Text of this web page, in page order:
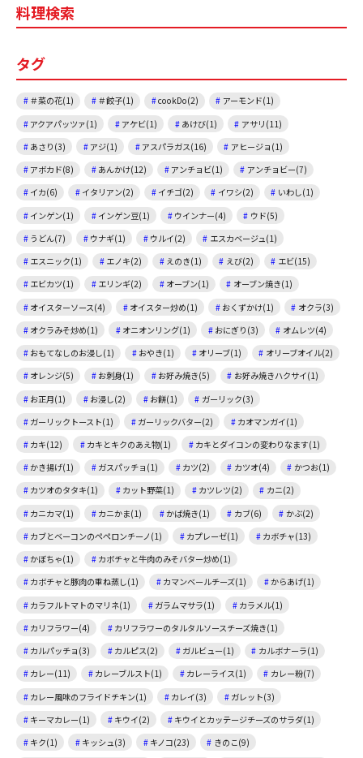
料理検索
タグ
＃菜の花(1) ＃餃子(1) cookDo(2)
アーモンド(1)
アクアパッツァ(1)
アケビ(1) あけび(1)
アサリ(11)
あさり(3)
アジ(1) アスパラガス(16)
アヒージョ(1)
アボカド(8)
あんかけ(12) アンチョビ(1)
アンチョビー(7)
イカ(6)
イタリアン(2) イチゴ(2) イワシ(2)
いわし(1)
インゲン(1)
インゲン豆(1) ウインナー(4)
ウド(5)
うどん(7)
ウナギ(1) ウルイ(2)
エスカベージュ(1)
エスニック(1)
エノキ(2) えのき(1) えび(2)
エビ(15)
エビカツ(1)
エリンギ(2) オーブン(1)
オーブン焼き(1)
オイスターソース(4)
オイスター炒め(1) おくずかけ(1)
オクラ(3)
オクラみそ炒め(1)
オニオンリング(1) おにぎり(3)
オムレツ(4)
おもてなしのお浸し(1)
おやき(1) オリーブ(1)
オリーブオイル(2)
オレンジ(5)
お刺身(1) お好み焼き(5)
お好み焼きハクサイ(1)
お正月(1)
お浸し(2) お餅(1)
ガーリック(3)
ガーリックトースト(1)
ガーリックバター(2)
カオマンガイ(1)
カキ(12)
カキとキクのあえ物(1)
カキとダイコンの変わりなます(1)
かき揚げ(1)
ガスパッチョ(1) カツ(2) カツオ(4)
かつお(1)
カツオのタタキ(1)
カット野菜(1) カツレツ(2)
カニ(2)
カニカマ(1)
カニかま(1) かば焼き(1) カブ(6)
かぶ(2)
カブとベーコンのペペロンチーノ(1)
カプレーゼ(1)
カボチャ(13)
かぼちゃ(1)
カボチャと牛肉のみそバター炒め(1)
カボチャと豚肉の重ね蒸し(1)
カマンベールチーズ(1)
からあげ(1)
カラフルトマトのマリネ(1)
ガラムマサラ(1)
カラメル(1)
カリフラワー(4)
カリフラワーのタルタルソースチーズ焼き(1)
カルパッチョ(3)
カルピス(2) ガルビュー(1)
カルボナーラ(1)
カレー(11)
カレーブルスト(1) カレーライス(1)
カレー粉(7)
カレー風味のフライドチキン(1)
カレイ(3)
ガレット(3)
キーマカレー(1)
キウイ(2)
キウイとカッテージチーズのサラダ(1)
キク(1)
キッシュ(3) キノコ(23)
きのこ(9)